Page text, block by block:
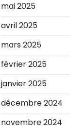
mai 2025
avril 2025
mars 2025
février 2025
janvier 2025
décembre 2024
novembre 2024